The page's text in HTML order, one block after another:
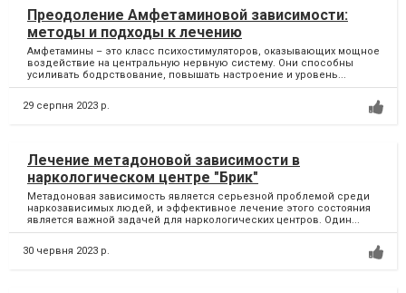
Преодоление Амфетаминовой зависимости:
методы и подходы к лечению
Амфетамины – это класс психостимуляторов, оказывающих мощное
воздействие на центральную нервную систему. Они способны
усиливать бодрствование, повышать настроение и уровень...
29 серпня 2023 р.
Лечение метадоновой зависимости в
наркологическом центре "Брик"
Метадоновая зависимость является серьезной проблемой среди
наркозависимых людей, и эффективное лечение этого состояния
является важной задачей для наркологических центров. Один...
30 червня 2023 р.